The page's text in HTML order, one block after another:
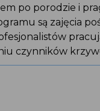
po porodzie i
są zajęcia
czynników